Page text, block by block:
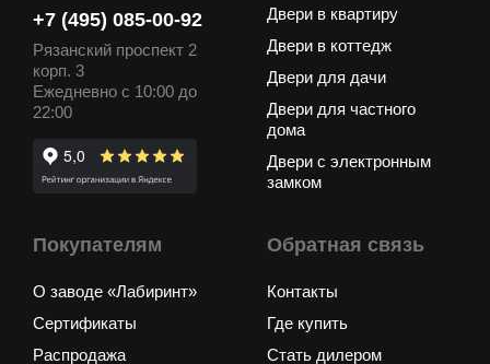
+7 (495) 085-00-92
Рязанский проспект 2
корп. 3
Ежедневно с 10:00 до
22:00
Двери в квартиру
Двери в коттедж
Двери для дачи
Двери для частного
дома
Двери с электронным
замком
Покупателям
О заводе «Лабиринт»
Сертификаты
Распродажа
Обратная связь
Контакты
Где купить
Стать дилером